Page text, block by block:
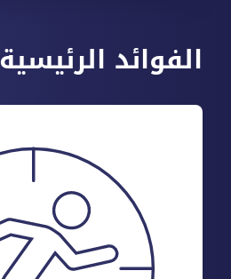
الفوائد الرئيسية